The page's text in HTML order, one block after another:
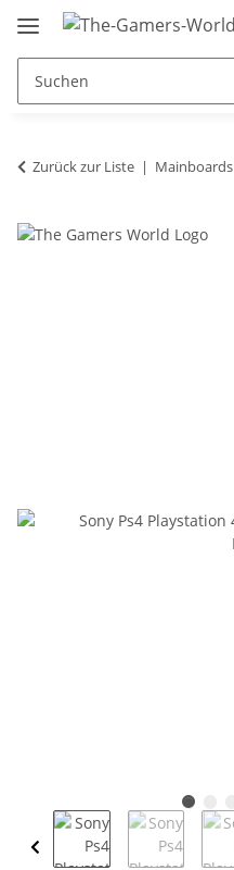
Zurück zur Liste Mainboards